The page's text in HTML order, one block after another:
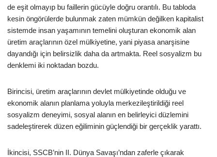
de eşit olmayıp bu faillerin gücüyle doğru orantılı. Bu tabloda
kesin öngörülerde bulunmak zaten mümkün değilken kapitalist
sistemde insan yaşamının temelini oluşturan ekonomik alan
üretim araçlarının özel mülkiyetine, yani piyasa anarşisine
dayandığı için belirsizlik daha da artmakta. Reel sosyalizm bu
denklemi iki noktadan bozdu.
Birincisi, üretim araçlarının devlet mülkiyetinde olduğu ve
ekonomik alanın planlama yoluyla merkezileştirildiği reel
sosyalizm deneyimi, sosyal alanın en belirleyici düzlemini
sadeleştirerek düzen eğiliminin güçlendiği bir gerçeklik yarattı.
İkincisi, SSCB’nin II. Dünya Savaşı’ndan zaferle çıkarak